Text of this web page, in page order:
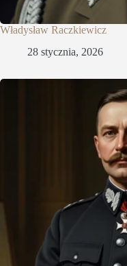
Władysław Raczkiewicz
28 stycznia, 2026